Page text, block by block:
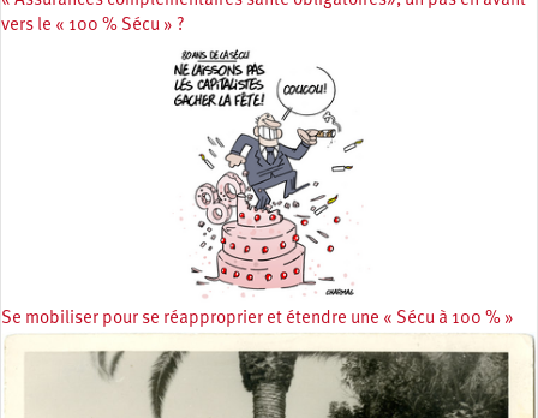
vers le « 100 % Sécu » ?
Se mobiliser pour se réapproprier et étendre une « Sécu à 100 % »